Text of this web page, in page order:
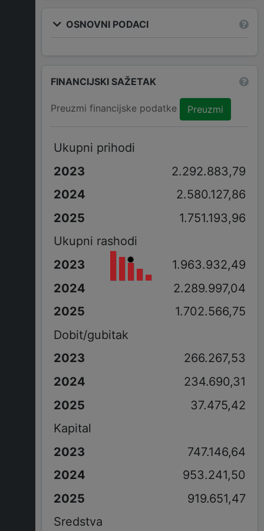
OSNOVNI PODACI
FINANCIJSKI SAŽETAK
Preuzmi financijske podatke Preuzmi
Ukupni prihodi
2.292.883,79
2.580.127,86
1.751.193,96
Ukupni rashodi
1.963.932,49
2.289.997,04
1.702.566,75
Dobit/gubitak
266.267,53
234.690,31
37.475,42
Kapital
747.146,64
953.241,50
919.651,47
Sredstva